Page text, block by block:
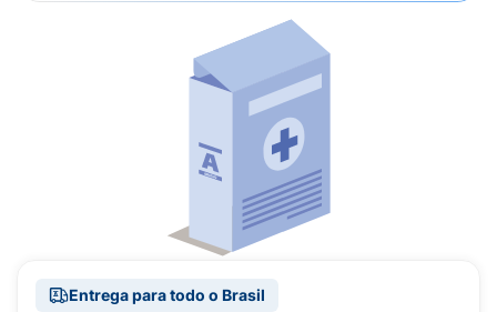
Entrega para todo o Brasil